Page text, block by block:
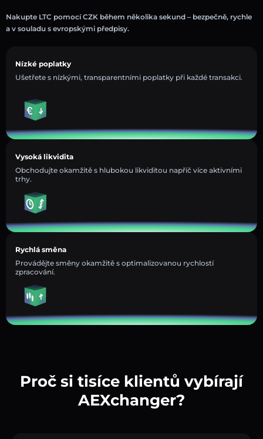
Nakupte LTC pomocí CZK během několika sekund – bezpečně, rychle
a v souladu s evropskými předpisy.
Nízké poplatky
Ušetřete s nízkými, transparentními poplatky při každé transakci.
Vysoká likvidita
Obchodujte okamžitě s hlubokou likviditou napříč více aktivními
trhy.
Rychlá směna
Provádějte směny okamžitě s optimalizovanou rychlostí
zpracování.
Proč si tisíce klientů vybírají
AEXchanger?